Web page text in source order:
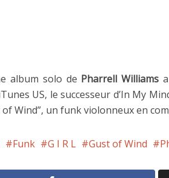
album solo de Pharrell Williams
US, le successeur d’In My
of Wind”, un funk violonneux en
Funk G I R L Gust of Wind